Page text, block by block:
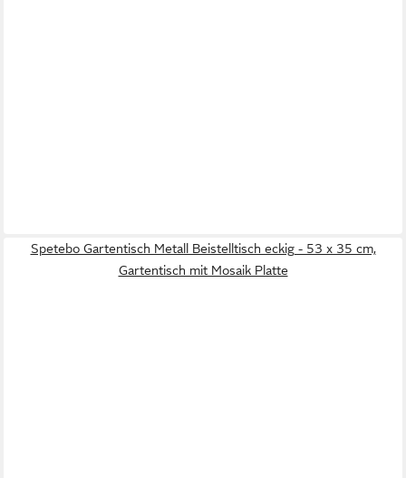
Spetebo Gartentisch Metall Beistelltisch eckig - 53 x 35 cm,
Gartentisch mit Mosaik Platte